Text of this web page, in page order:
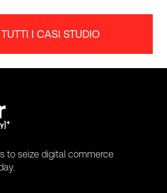
I CASI STUDIO
to seize digital commerce